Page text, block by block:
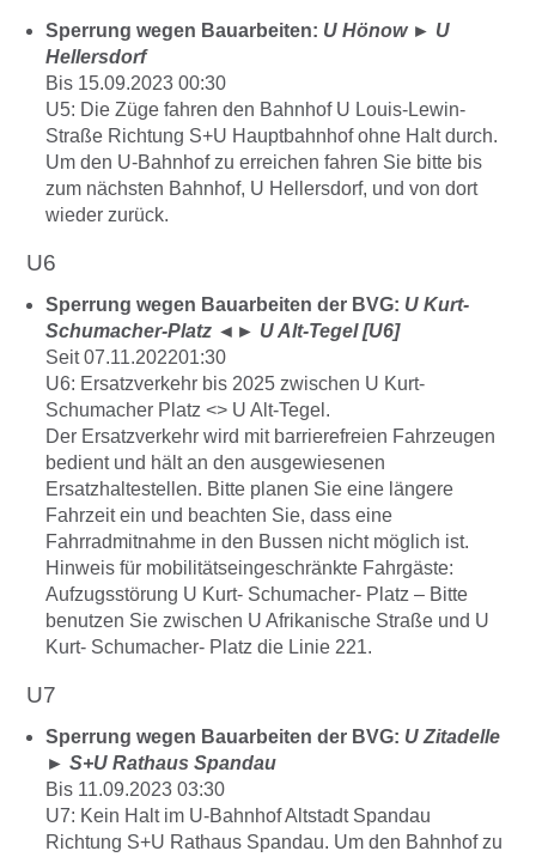
Sperrung wegen Bauarbeiten: U Hönow ► U
Hellersdorf
Bis 15.09.2023 00:30
U5: Die Züge fahren den Bahnhof U Louis-Lewin-
Straße Richtung S+U Hauptbahnhof ohne Halt durch.
Um den U-Bahnhof zu erreichen fahren Sie bitte bis
zum nächsten Bahnhof, U Hellersdorf, und von dort
wieder zurück.
U6
Sperrung wegen Bauarbeiten der BVG: U Kurt-
Schumacher-Platz ◄► U Alt-Tegel [U6]
Seit 07.11.202201:30
U6: Ersatzverkehr bis 2025 zwischen U Kurt-
Schumacher Platz <> U Alt-Tegel.
Der Ersatzverkehr wird mit barrierefreien Fahrzeugen
bedient und hält an den ausgewiesenen
Ersatzhaltestellen. Bitte planen Sie eine längere
Fahrzeit ein und beachten Sie, dass eine
Fahrradmitnahme in den Bussen nicht möglich ist.
Hinweis für mobilitätseingeschränkte Fahrgäste:
Aufzugsstörung U Kurt- Schumacher- Platz – Bitte
benutzen Sie zwischen U Afrikanische Straße und U
Kurt- Schumacher- Platz die Linie 221.
U7
Sperrung wegen Bauarbeiten der BVG: U Zitadelle
► S+U Rathaus Spandau
Bis 11.09.2023 03:30
U7: Kein Halt im U-Bahnhof Altstadt Spandau
Richtung S+U Rathaus Spandau. Um den Bahnhof zu